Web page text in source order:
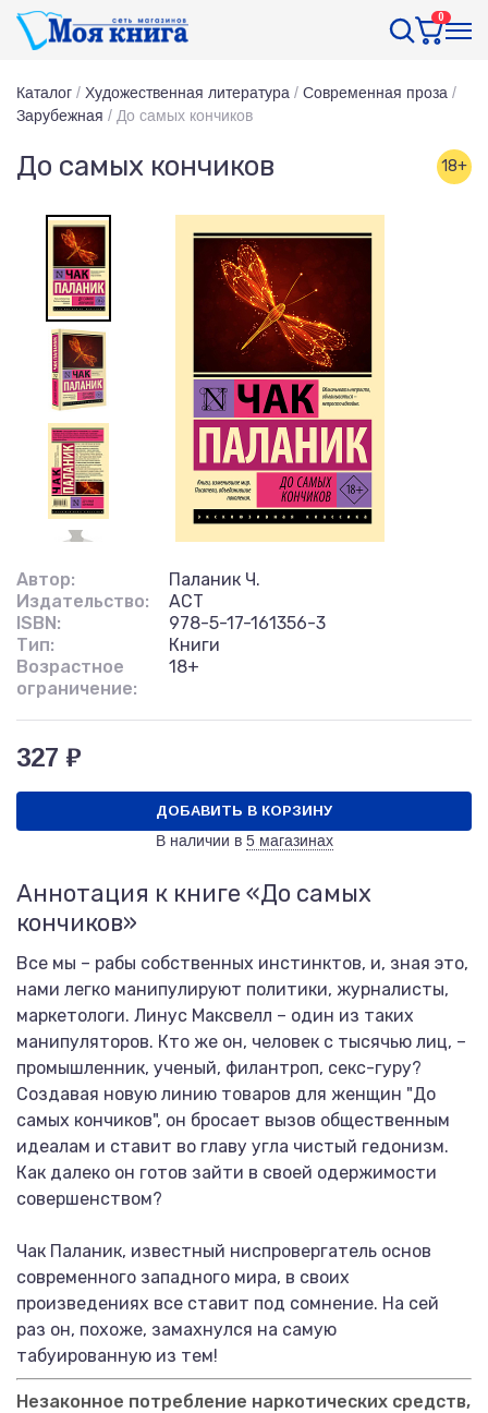
0
Каталог / Художественная литература / Современная проза /
Зарубежная / До самых кончиков
До самых кончиков 18+
Автор:
Паланик Ч.
Издательство:
АСТ
ISBN:
978-5-17-161356-3
Тип:
Книги
Возрастное
ограничение:
18+
327 ₽
ДОБАВИТЬ В КОРЗИНУ
В наличии в 5 магазинах
Аннотация к книге «До самых
кончиков»
Все мы – рабы собственных инстинктов, и, зная это,
нами легко манипулируют политики, журналисты,
маркетологи. Линус Максвелл – один из таких
манипуляторов. Кто же он, человек с тысячью лиц, –
промышленник, ученый, филантроп, секс-гуру?
Создавая новую линию товаров для женщин "До
самых кончиков", он бросает вызов общественным
идеалам и ставит во главу угла чистый гедонизм.
Как далеко он готов зайти в своей одержимости
совершенством?
Чак Паланик, известный ниспровергатель основ
современного западного мира, в своих
произведениях все ставит под сомнение. На сей
раз он, похоже, замахнулся на самую
табуированную из тем!
Незаконное потребление наркотических средств,